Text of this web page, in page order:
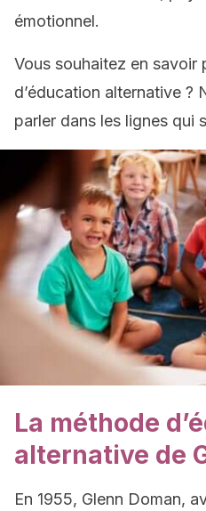
émotionnel.
Vous souhaitez en savoir
d’éducation alternative ?
parler dans les lignes qui
La méthode
alternative de
En 1955, Glenn Doman,